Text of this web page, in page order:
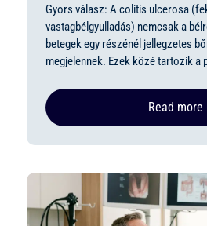
Gyors válasz: A colitis ulcerosa
vastagbélgyulladás) nemcsak a
betegek egy részénél jellegzetes
megjelennek. Ezek közé tartozik a
Read more